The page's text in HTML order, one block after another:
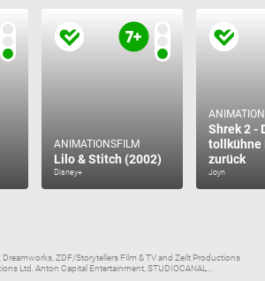
ANIMATIONSFILM
Lilo & Stitch (2002)
Disney+
Shrek 2 -
tollkühne
zurück
Joyn
Dreamworks, ZDF/Storytellers Film & TV and Zeilt Productions
Ltd. Anton Capital Entertainment, STUDIOCANAL...